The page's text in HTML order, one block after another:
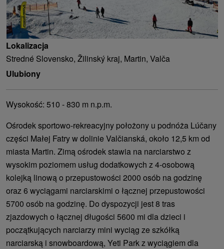
Lokalizacja
Stredné Slovensko, Žilinský kraj, Martin, Valča
Ulubiony
Wysokość: 510 - 830 m n.p.m.
Ośrodek sportowo-rekreacyjny położony u podnóża Lúčany
części Małej Fatry w dolinie Valčianská, około 12,5 km od
miasta Martin. Zimą ośrodek stawia na narciarstwo z
wysokim poziomem usług dodatkowych z 4-osobową
kolejką linową o przepustowości 2000 osób na godzinę
oraz 6 wyciągami narciarskimi o łącznej przepustowości
5700 osób na godzinę. Do dyspozycji jest 8 tras
zjazdowych o łącznej długości 5600 mi dla dzieci i
początkujących narciarzy mini wyciąg ze szkółką
narciarską i snowboardową, Yeti Park z wyciągiem dla